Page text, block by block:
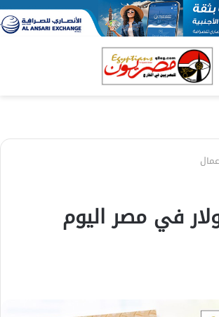
في مصر اليوم